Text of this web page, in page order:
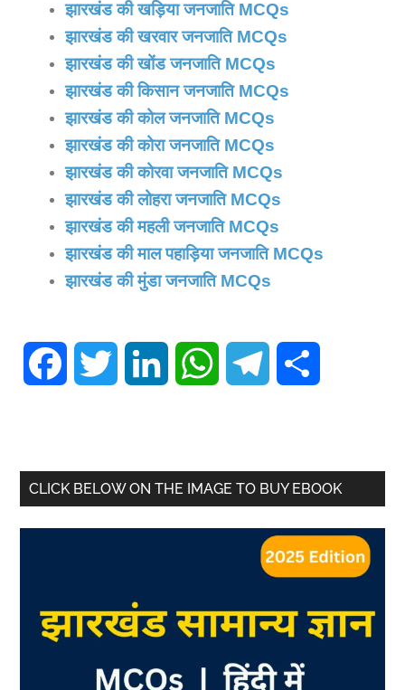
झारखंड की खड़िया जनजाति MCQs
झारखंड की खरवार जनजाति MCQs
झारखंड की खोंड जनजाति MCQs
झारखंड की किसान जनजाति MCQs
झारखंड की कोल जनजाति MCQs
झारखंड की कोरा जनजाति MCQs
झारखंड की कोरवा जनजाति MCQs
झारखंड की लोहरा जनजाति MCQs
झारखंड की महली जनजाति MCQs
झारखंड की माल पहाड़िया जनजाति MCQs
झारखंड की मुंडा जनजाति MCQs
Facebook Twitter LinkedIn WhatsAppTelegram
CLICK BELOW ON THE IMAGE TO BUY EBOOK